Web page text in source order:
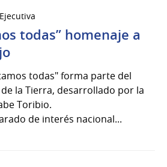
todas” homenaje a
todas" forma parte del
la Tierra, desarrollado por la
Toribio.
de interés nacional...